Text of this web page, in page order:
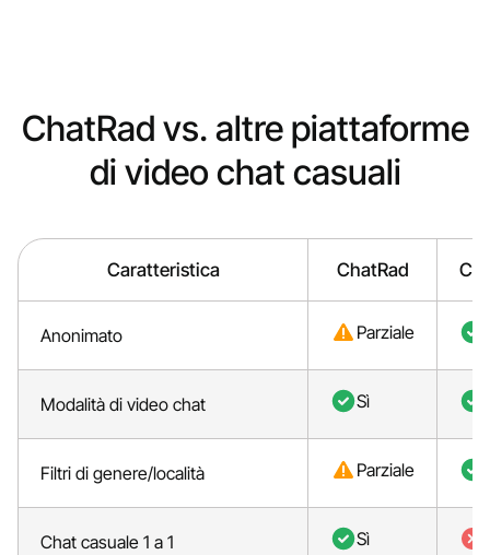
ChatRad vs. altre piattaforme
di video chat casuali
Caratteristica ChatRad
Anonimato Parziale
Modalità di video chat Sì
Filtri di genere/località Parziale
Chat casuale 1 a 1 Sì